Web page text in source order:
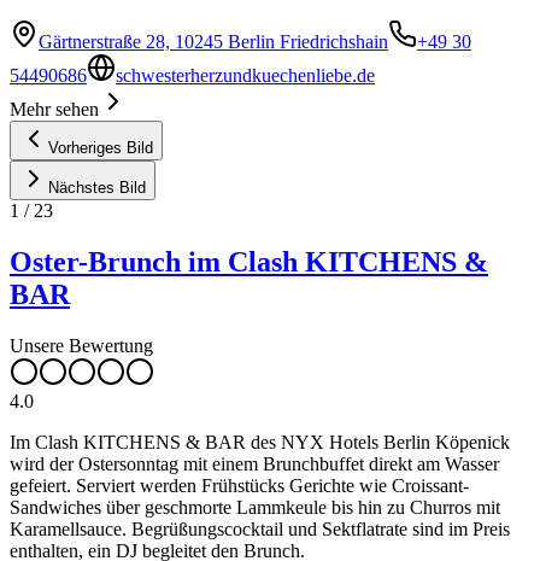
Gärtnerstraße 28, 10245 Berlin Friedrichshain
+49 30
54490686
schwesterherzundkuechenliebe.de
Mehr sehen
Vorheriges Bild
Nächstes Bild
1 / 23
Oster-Brunch im Clash KITCHENS &
BAR
Unsere Bewertung
4.0
Im Clash KITCHENS & BAR des NYX Hotels Berlin Köpenick
wird der Ostersonntag mit einem Brunchbuffet direkt am Wasser
gefeiert. Serviert werden Frühstücks Gerichte wie Croissant-
Sandwiches über geschmorte Lammkeule bis hin zu Churros mit
Karamellsauce. Begrüßungscocktail und Sektflatrate sind im Preis
enthalten, ein DJ begleitet den Brunch.